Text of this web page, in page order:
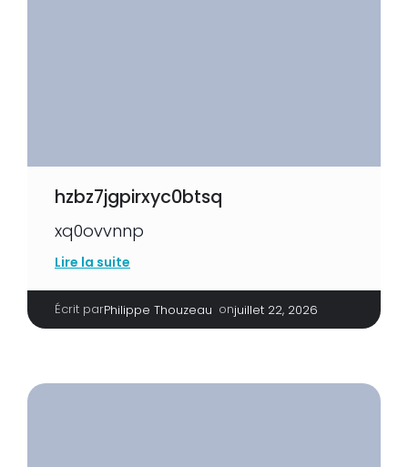
hzbz7jgpirxyc0btsq
xq0ovvnnp
Lire la suite
Écrit parPhilippe Thouzeau onjuillet 22, 2026